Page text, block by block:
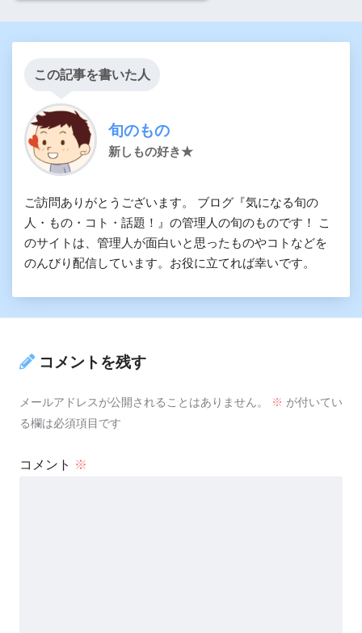
この記事を書いた人
旬のもの
新しもの好き★
ご訪問ありがとうございます。 ブログ『気になる旬の
人・もの・コト・話題！』の管理人の旬のものです！ こ
のサイトは、管理人が面白いと思ったものやコトなどを
のんびり配信しています。お役に立てれば幸いです。
コメントを残す
メールアドレスが公開されることはありません。 ※ が付いてい
る欄は必須項目です
コメント ※